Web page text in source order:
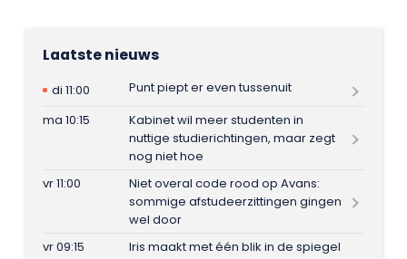
Laatste nieuws
di 11:00
Punt piept er even tussenuit
ma 10:15
Kabinet wil meer studenten in
nuttige studierichtingen, maar zegt
nog niet hoe
vr 11:00
Niet overal code rood op Avans:
sommige afstudeerzittingen gingen
wel door
vr 09:15
Iris maakt met één blik in de spiegel